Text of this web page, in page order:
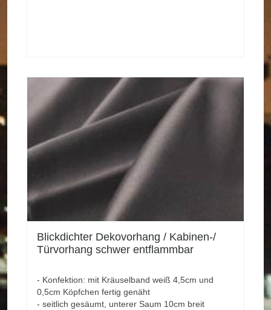
Blickdichter Dekovorhang / Kabinen-/
Türvorhang schwer entflammbar
- Konfektion: mit Kräuselband weiß 4,5cm und
0,5cm Köpfchen fertig genäht
- seitlich gesäumt, unterer Saum 10cm breit